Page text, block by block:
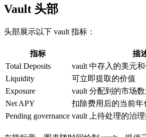
Vault 头部
头部展示以下 vault 指标：
指标
描
Total Deposits
vault 中存入的美元
Liquidity
可立即提取的价值
Exposure
vault 分配到的市场
Net APY
扣除费用后的当前年
Pending governance vault 上待处理的治